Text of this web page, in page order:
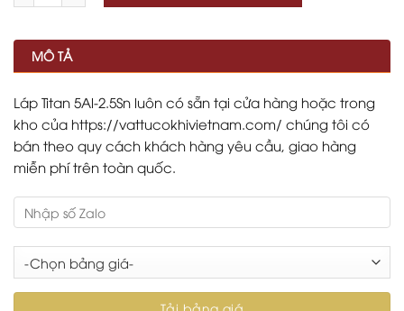
MÔ TẢ
Láp Titan 5Al-2.5Sn luôn có sẵn tại cửa hàng hoặc trong
kho của https://vattucokhivietnam.com/ chúng tôi có
bán theo quy cách khách hàng yêu cầu, giao hàng
miễn phí trên toàn quốc.